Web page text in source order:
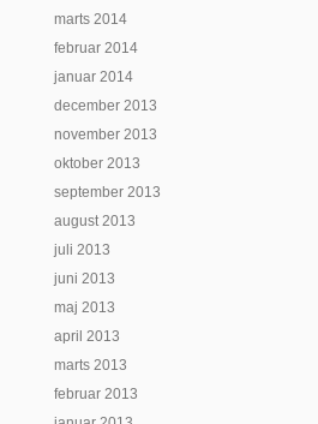
marts 2014
februar 2014
januar 2014
december 2013
november 2013
oktober 2013
september 2013
august 2013
juli 2013
juni 2013
maj 2013
april 2013
marts 2013
februar 2013